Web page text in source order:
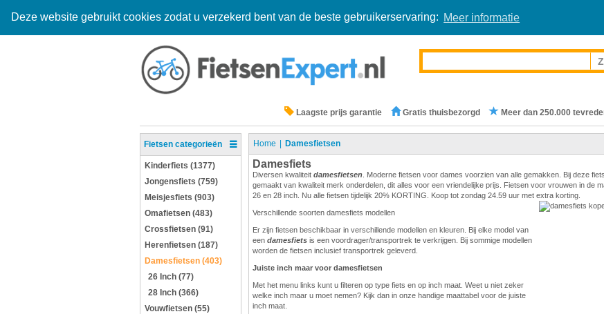
Deze website gebruikt cookies zodat u verzekerd bent van de beste gebruikerservaring: Meer informatie
Laagste prijs garantie Gratis thuisbezorgd Meer dan 250.000
Fietsen categorieën
Kinderfiets (1377)
Jongensfiets (759)
Meisjesfiets (903)
Omafietsen (483)
Crossfietsen (91)
Herenfietsen (187)
Damesfietsen (403)
26 Inch (77)
28 Inch (366)
Vouwfietsen (55)
Home Damesfietsen
Damesfiets
Diversen kwaliteit damesfietsen. Moderne fietsen voor dames voorzien van alle gemakken. Bij deze
gemaakt van kwaliteit merk onderdelen, dit alles voor een vriendelijke prijs. Fietsen voor vrouwen in de
26 en 28 inch. Nu alle fietsen tijdelijk 20% KORTING. Koop tot zondag 24.59 uur met extra korting.
Verschillende soorten damesfiets modellen
Er zijn fietsen beschikbaar in verschillende modellen en kleuren. Bij elke model van
een damesfiets is een voordrager/transportrek te verkrijgen. Bij sommige modellen
worden de fietsen inclusief transportrek geleverd.
Juiste inch maar voor damesfietsen
Met het menu links kunt u filteren op type fiets en op inch maat. Weet u niet zeker
welke inch maar u moet nemen? Kijk dan in onze handige maattabel voor de juiste
inch maat.